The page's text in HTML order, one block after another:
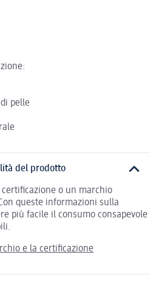
pelle
del prodotto
o un marchio
queste informazioni sulla
più facile il consumo consapevole
e la certificazione